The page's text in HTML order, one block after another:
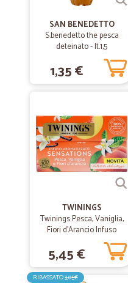
Buoni prodotti, prezzi nella
Bonetto A.
prodotto ben
SAN BENEDETTO
S.benedetto the pesca
deteinato - lt.1,5
1,35 €
TWININGS
Twinings Pesca, Vaniglia,
Fiori d'Arancio Infuso
Sensations 20 filtri 40 g
5,45 €
RIBASSATO3,05€